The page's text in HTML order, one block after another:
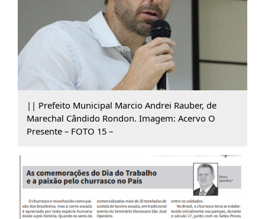
|| Prefeito Municipal Marcio Andrei Rauber, de
Marechal Cândido Rondon. Imagem: Acervo O
Presente – FOTO 15 –